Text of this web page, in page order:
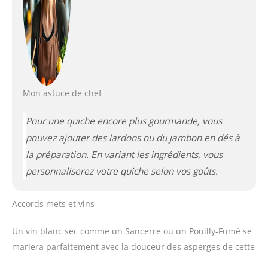
Mon astuce de chef
Pour une quiche encore plus gourmande, vous
pouvez ajouter des lardons ou du jambon en dés à
la préparation. En variant les ingrédients, vous
personnaliserez votre quiche selon vos goûts.
Accords mets et vins
Un vin blanc sec comme un Sancerre ou un Pouilly-Fumé se
mariera parfaitement avec la douceur des asperges de cette